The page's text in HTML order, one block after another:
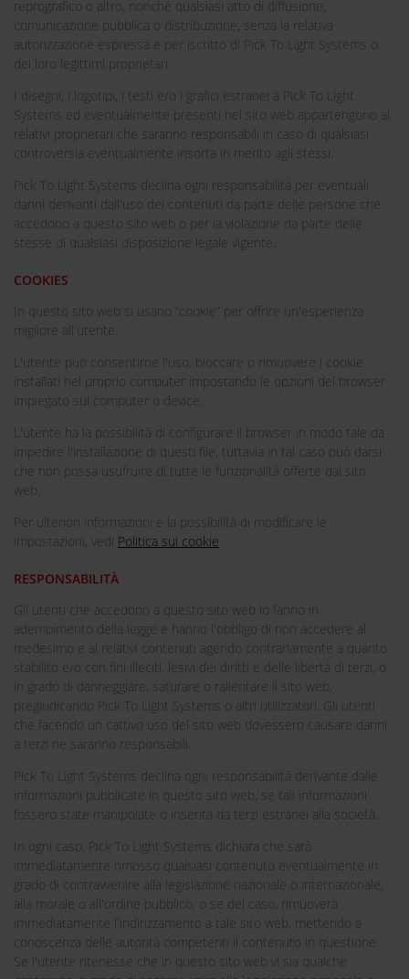
reprografico o altro, nonché qualsiasi atto di diffusione,
comunicazione pubblica o distribuzione, senza la relativa
autorizzazione espressa e per iscritto di Pick To Light Systems o
dei loro legittimi proprietari.
I disegni, i logotipi, i testi e/o i grafici estranei a Pick To Light
Systems ed eventualmente presenti nel sito web appartengono ai
relativi proprietari che saranno responsabili in caso di qualsiasi
controversia eventualmente insorta in merito agli stessi.
Pick To Light Systems declina ogni responsabilità per eventuali
danni derivanti dall'uso dei contenuti da parte delle persone che
accedono a questo sito web o per la violazione da parte delle
stesse di qualsiasi disposizione legale vigente.
COOKIES
In questo sito web si usano “cookie” per offrire un'esperienza
migliore all'utente.
L'utente può consentirne l'uso, bloccare o rimuovere i cookie
installati nel proprio computer impostando le opzioni del browser
impiegato sul computer o device.
L'utente ha la possibilità di configurare il browser in modo tale da
impedire l'installazione di questi file, tuttavia in tal caso può darsi
che non possa usufruire di tutte le funzionalità offerte dal sito
web.
Per ulteriori informazioni e la possibilità di modificare le
impostazioni, vedi Politica sui cookie.
RESPONSABILITÀ
Gli utenti che accedono a questo sito web lo fanno in
adempimento della legge e hanno l'obbligo di non accedere al
medesimo e ai relativi contenuti agendo contrariamente a quanto
stabilito e/o con fini illeciti, lesivi dei diritti e delle libertà di terzi, o
in grado di danneggiare, saturare o rallentare il sito web,
pregiudicando Pick To Light Systems o altri utilizzatori. Gli utenti
che facendo un cattivo uso del sito web dovessero causare danni
a terzi ne saranno responsabili.
Pick To Light Systems declina ogni responsabilità derivante dalle
informazioni pubblicate in questo sito web, se tali informazioni
fossero state manipolate o inserita da terzi estranei alla società.
In ogni caso, Pick To Light Systems dichiara che sarà
immediatamente rimosso qualsiasi contenuto eventualmente in
grado di contravvenire alla legislazione nazionale o internazionale,
alla morale o all'ordine pubblico, o se del caso, rimuoverà
immediatamente l'indirizzamento a tale sito web, mettendo a
conoscenza delle autorità competenti il contenuto in questione.
Se l'utente ritenesse che in questo sito web vi sia qualche